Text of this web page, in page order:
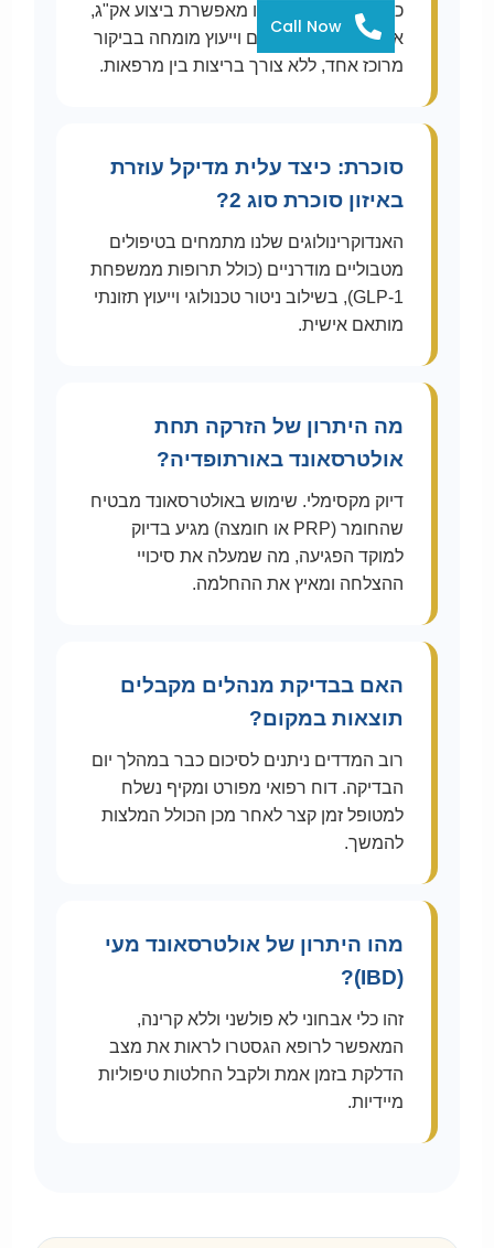
כן. מרפאת הלב שלנו מאפשרת ביצוע אק"ג,
איזון תרופתי ללחץ דם וייעוץ מומחה בביקור
מרוכז אחד, ללא צורך בריצות בין מרפאות.
סוכרת: כיצד עלית מדיקל עוזרת
באיזון סוכרת סוג 2?
האנדוקרינולוגים שלנו מתמחים בטיפולים
מטבוליים מודרניים (כולל תרופות ממשפחת
GLP-1), בשילוב ניטור טכנולוגי וייעוץ תזונתי
מותאם אישית.
מה היתרון של הזרקה תחת
אולטרסאונד באורתופדיה?
דיוק מקסימלי. שימוש באולטרסאונד מבטיח
שהחומר (PRP או חומצה) מגיע בדיוק
למוקד הפגיעה, מה שמעלה את סיכויי
ההצלחה ומאיץ את ההחלמה.
האם בבדיקת מנהלים מקבלים
תוצאות במקום?
רוב המדדים ניתנים לסיכום כבר במהלך יום
הבדיקה. דוח רפואי מפורט ומקיף נשלח
למטופל זמן קצר לאחר מכן הכולל המלצות
להמשך.
מהו היתרון של אולטרסאונד מעי
(IBD)?
זהו כלי אבחוני לא פולשני וללא קרינה,
המאפשר לרופא הגסטרו לראות את מצב
הדלקת בזמן אמת ולקבל החלטות טיפוליות
מיידיות.
Call Now